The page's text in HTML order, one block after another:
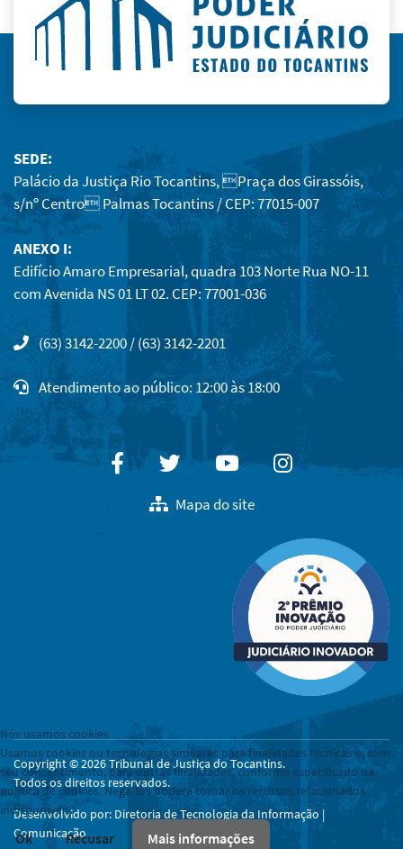
SEDE:
Palácio da Justiça Rio Tocantins, Praça dos Girassóis,
s/nº Centro Palmas Tocantins / CEP: 77015-007
ANEXO I:
Edifício Amaro Empresarial, quadra 103 Norte Rua NO-11
com Avenida NS 01 LT 02. CEP: 77001-036
(63) 3142-2200 / (63) 3142-2201
Atendimento ao público: 12:00 às 18:00
FacebookTwitterYoutubeInstagram
Mapa do site
Copyright © 2026 Tribunal de Justiça do Tocantins.
Todos os direitos reservados.
Desenvolvido por: Diretoria de Tecnologia da Informação |
Comunicação
Nós usamos cookies
Usamos cookies ou tecnologias similares para finalidades técnicas e, com
seu consentimento, para outras finalidades, conforme especificado na
política de cookies. Negá-los poderá tornar os recursos relacionados
indisponíveis.
Ok Recusar Mais informações